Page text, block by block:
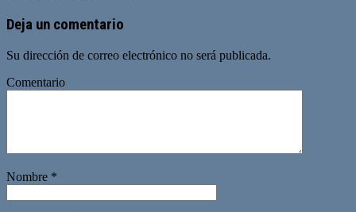
Deja un comentario
Su dirección de correo electrónico no será publicada.
Comentario
Nombre *